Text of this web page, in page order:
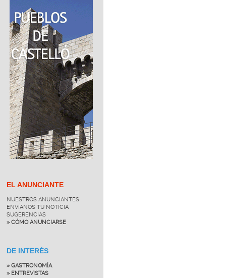
EL ANUNCIANTE
NUESTROS ANUNCIANTES
ENVÍANOS TU NOTICIA
SUGERENCIAS
» CÓMO ANUNCIARSE
DE INTERÉS
» GASTRONOMÍA
» ENTREVISTAS